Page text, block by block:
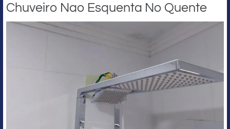
Chuveiro Nao Esquenta No Quente